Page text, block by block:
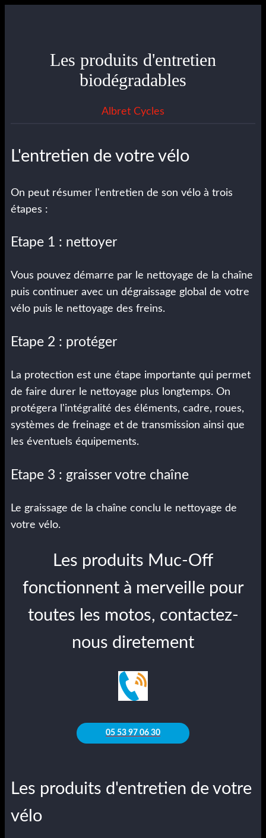
Les produits d'entretien
biodégradables
Albret Cycles
L'entretien de votre vélo
On peut résumer l'entretien de son vélo à trois
étapes :
Etape 1 : nettoyer
Vous pouvez démarre par le nettoyage de la chaîne
puis continuer avec un dégraissage global de votre
vélo puis le nettoyage des freins.
Etape 2 : protéger
La protection est une étape importante qui permet
de faire durer le nettoyage plus longtemps. On
protégera l'intégralité des éléments, cadre, roues,
systèmes de freinage et de transmission ainsi que
les éventuels équipements.
Etape 3 : graisser votre chaîne
Le graissage de la chaîne conclu le nettoyage de
votre vélo.
Les produits Muc-Off
fonctionnent à merveille pour
toutes les motos, contactez-
nous diretement
05 53 97 06 30
Les produits d'entretien de votre
vélo